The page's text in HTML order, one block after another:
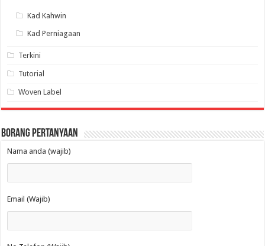
Kad Kahwin
Kad Perniagaan
Terkini
Tutorial
Woven Label
Borang Pertanyaan
Nama anda (wajib)
Email (Wajib)